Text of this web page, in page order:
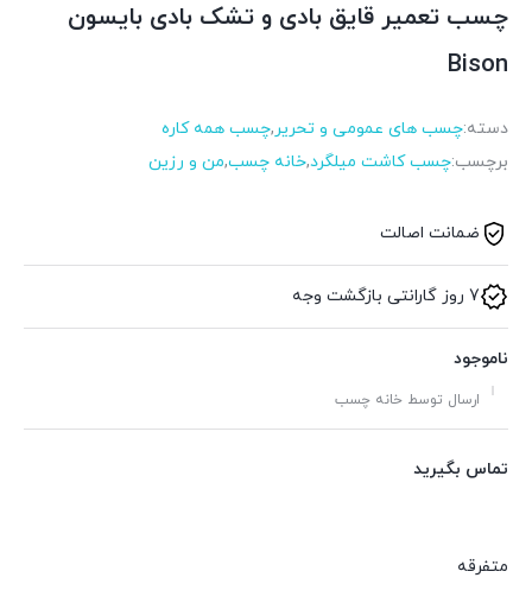
چسب تعمیر قایق بادی و تشک بادی بایسون
Bison
دسته:چسب های عمومی و تحریر,چسب همه کاره
برچسب:چسب کاشت میلگرد,خانه چسب,من و رزین
ضمانت اصالت
7 روز گارانتی بازگشت وجه
ناموجود
ارسال توسط خانه چسب
تماس بگیرید
متفرقه